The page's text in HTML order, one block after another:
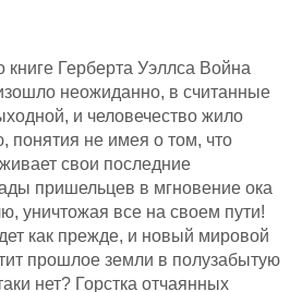
книге Герберта Уэллса Война
неожиданно, в считанные
и человечество жило
понятия не имея о том, что
свои последние
пришельцев в мгновение ока
уничтожая все на своем пути!
как прежде, и новый мировой
прошлое земли в полузабытую
нет? Горстка отчаянных